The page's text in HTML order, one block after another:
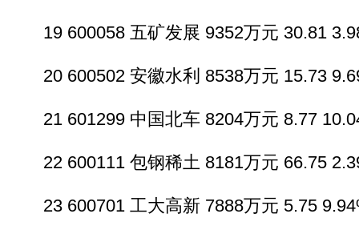
19 600058 五矿发展 9352万元 30.81
20 600502 安徽水利 8538万元 15.73
21 601299 中国北车 8204万元 8.77
22 600111 包钢稀土 8181万元 66.75
23 600701 工大高新 7888万元 5.75